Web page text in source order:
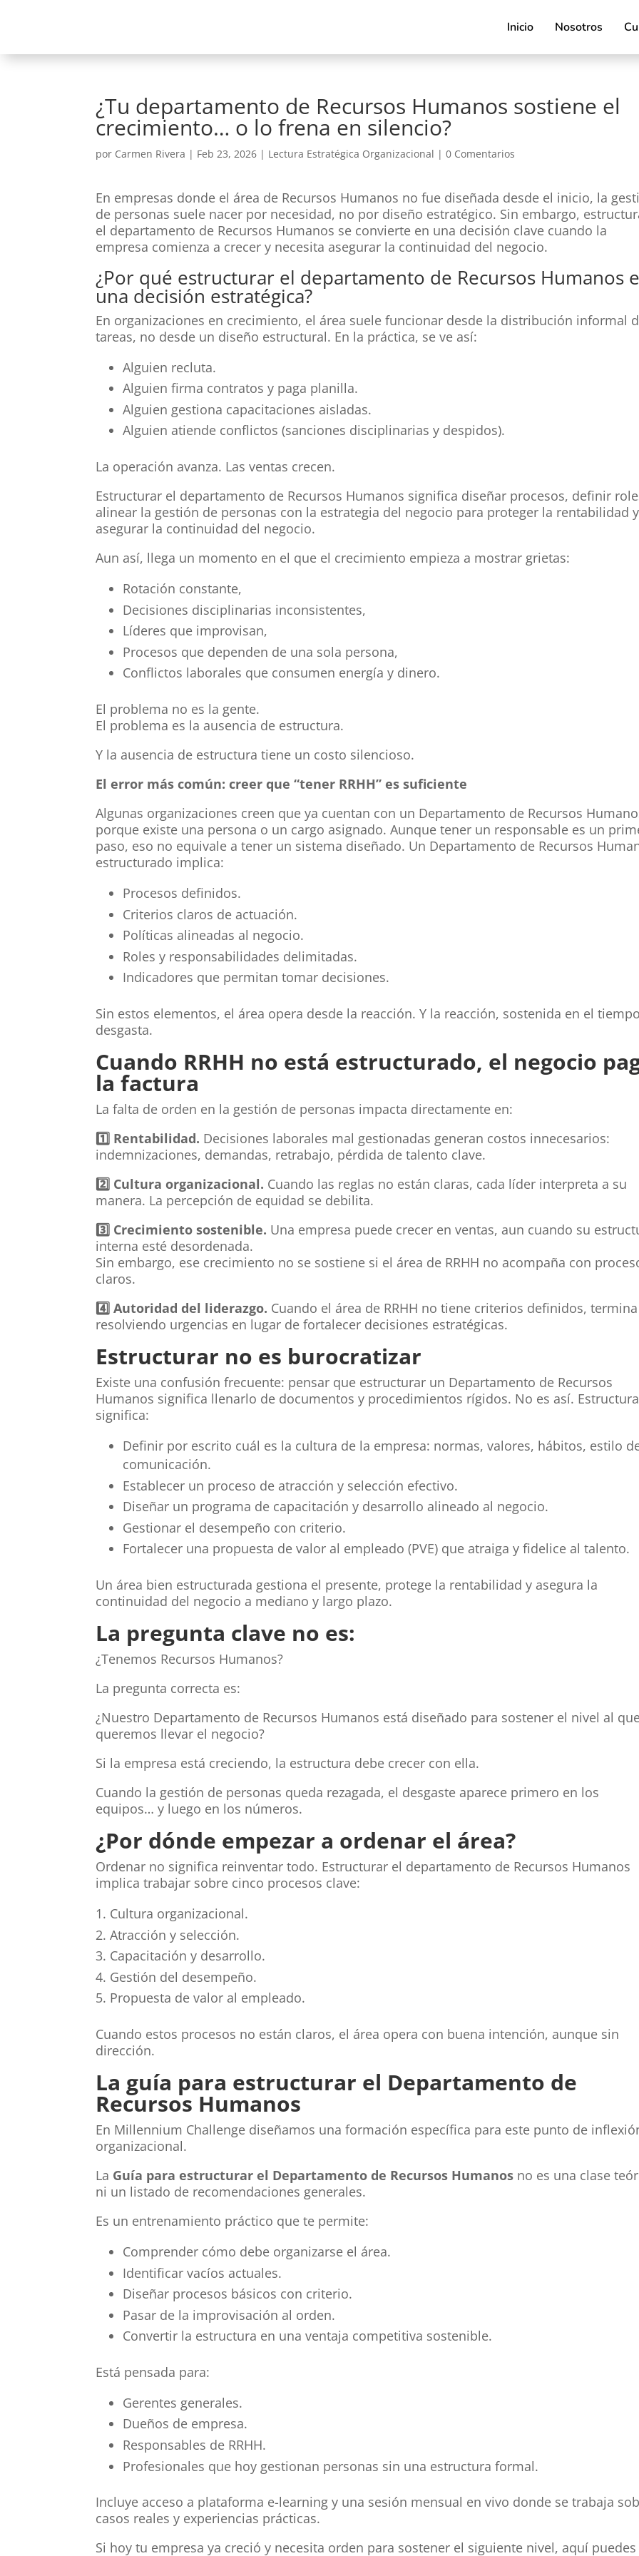
Inicio Nosotros
¿Tu departamento de Recursos Humanos sostiene el
crecimiento… o lo frena en silencio?
por Carmen Rivera | Feb 23, 2026 | Lectura Estratégica Organizacional |0 Comentarios
En empresas donde el área de Recursos Humanos no fue diseñada desde el inicio, la
de personas suele nacer por necesidad, no por diseño estratégico. Sin embargo,
el departamento de Recursos Humanos se convierte en una decisión clave cuando la
empresa comienza a crecer y necesita asegurar la continuidad del negocio.
¿Por qué estructurar el departamento de Recursos Humanos
una decisión estratégica?
En organizaciones en crecimiento, el área suele funcionar desde la distribución informal
tareas, no desde un diseño estructural. En la práctica, se ve así:
Alguien recluta.
Alguien firma contratos y paga planilla.
Alguien gestiona capacitaciones aisladas.
Alguien atiende conflictos (sanciones disciplinarias y despidos).
La operación avanza. Las ventas crecen.
Estructurar el departamento de Recursos Humanos significa diseñar procesos, definir
alinear la gestión de personas con la estrategia del negocio para proteger la rentabilidad y
asegurar la continuidad del negocio.
Aun así, llega un momento en el que el crecimiento empieza a mostrar grietas:
Rotación constante,
Decisiones disciplinarias inconsistentes,
Líderes que improvisan,
Procesos que dependen de una sola persona,
Conflictos laborales que consumen energía y dinero.
El problema no es la gente.
El problema es la ausencia de estructura.
Y la ausencia de estructura tiene un costo silencioso.
El error más común: creer que “tener RRHH” es suficiente
Algunas organizaciones creen que ya cuentan con un Departamento de Recursos
porque existe una persona o un cargo asignado. Aunque tener un responsable es un
paso, eso no equivale a tener un sistema diseñado. Un Departamento de Recursos
estructurado implica:
Procesos definidos.
Criterios claros de actuación.
Políticas alineadas al negocio.
Roles y responsabilidades delimitadas.
Indicadores que permitan tomar decisiones.
Sin estos elementos, el área opera desde la reacción. Y la reacción, sostenida en el
desgasta.
Cuando RRHH no está estructurado, el negocio
la factura
La falta de orden en la gestión de personas impacta directamente en:
1️ Rentabilidad. Decisiones laborales mal gestionadas generan costos innecesarios:
indemnizaciones, demandas, retrabajo, pérdida de talento clave.
2️ Cultura organizacional. Cuando las reglas no están claras, cada líder interpreta a su
manera. La percepción de equidad se debilita.
3️ Crecimiento sostenible. Una empresa puede crecer en ventas, aun cuando su
interna esté desordenada.
Sin embargo, ese crecimiento no se sostiene si el área de RRHH no acompaña con
claros.
4️ Autoridad del liderazgo. Cuando el área de RRHH no tiene criterios definidos, termina
resolviendo urgencias en lugar de fortalecer decisiones estratégicas.
Estructurar no es burocratizar
Existe una confusión frecuente: pensar que estructurar un Departamento de Recursos
Humanos significa llenarlo de documentos y procedimientos rígidos. No es así.
significa:
Definir por escrito cuál es la cultura de la empresa: normas, valores, hábitos, estilo
comunicación.
Establecer un proceso de atracción y selección efectivo.
Diseñar un programa de capacitación y desarrollo alineado al negocio.
Gestionar el desempeño con criterio.
Fortalecer una propuesta de valor al empleado (PVE) que atraiga y fidelice al talento.
Un área bien estructurada gestiona el presente, protege la rentabilidad y asegura la
continuidad del negocio a mediano y largo plazo.
La pregunta clave no es:
¿Tenemos Recursos Humanos?
La pregunta correcta es:
¿Nuestro Departamento de Recursos Humanos está diseñado para sostener el nivel al
queremos llevar el negocio?
Si la empresa está creciendo, la estructura debe crecer con ella.
Cuando la gestión de personas queda rezagada, el desgaste aparece primero en los
equipos… y luego en los números.
¿Por dónde empezar a ordenar el área?
Ordenar no significa reinventar todo. Estructurar el departamento de Recursos Humanos
implica trabajar sobre cinco procesos clave:
Cultura organizacional.
Atracción y selección.
Capacitación y desarrollo.
Gestión del desempeño.
Propuesta de valor al empleado.
Cuando estos procesos no están claros, el área opera con buena intención, aunque sin
dirección.
La guía para estructurar el Departamento de
Recursos Humanos
En Millennium Challenge diseñamos una formación específica para este punto de
organizacional.
La Guía para estructurar el Departamento de Recursos Humanos no es una clase
ni un listado de recomendaciones generales.
Es un entrenamiento práctico que te permite:
Comprender cómo debe organizarse el área.
Identificar vacíos actuales.
Diseñar procesos básicos con criterio.
Pasar de la improvisación al orden.
Convertir la estructura en una ventaja competitiva sostenible.
Está pensada para:
Gerentes generales.
Dueños de empresa.
Responsables de RRHH.
Profesionales que hoy gestionan personas sin una estructura formal.
Incluye acceso a plataforma e-learning y una sesión mensual en vivo donde se trabaja
casos reales y experiencias prácticas.
Si hoy tu empresa ya creció y necesita orden para sostener el siguiente nivel, aquí puedes